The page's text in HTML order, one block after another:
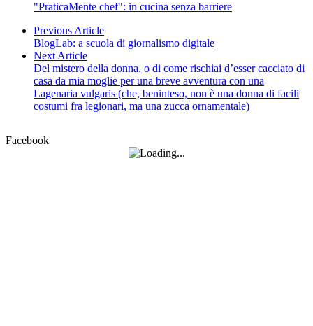
"PraticaMente chef": in cucina senza barriere
Previous Article
BlogLab: a scuola di giornalismo digitale
Next Article
Del mistero della donna, o di come rischiai d’esser cacciato di
casa da mia moglie per una breve avventura con una
Lagenaria vulgaris (che, beninteso, non è una donna di facili
costumi fra legionari, ma una zucca ornamentale)
Facebook